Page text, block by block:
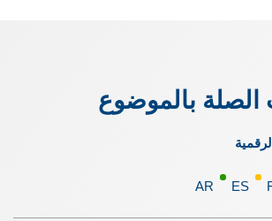
الصلة بالموضوع
ES
AR